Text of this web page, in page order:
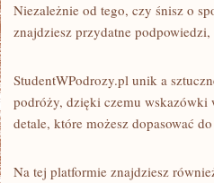
Niezależnie od tego, czy śnisz o
znajdziesz przydatne
StudentWPodrozy.pl unik a
podróży, dzięki czemu
detale, które możesz dopasować
Na tej platformie znajdziesz